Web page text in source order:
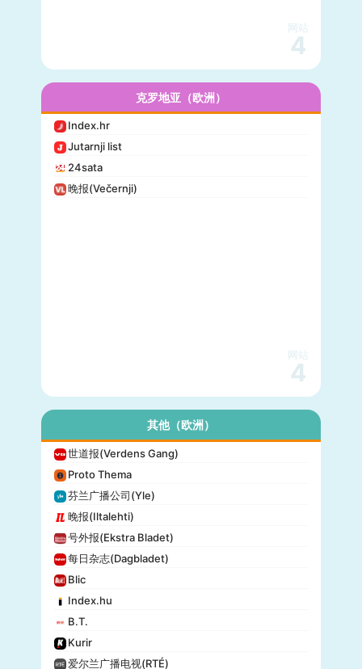
网站
4
克罗地亚（欧洲）
Index.hr
Jutarnji list
24sata
晚报(Večernji)
网站
4
其他（欧洲）
世道报(Verdens Gang)
Proto Thema
芬兰广播公司(Yle)
晚报(Iltalehti)
号外报(Ekstra Bladet)
每日杂志(Dagbladet)
Blic
Index.hu
B.T.
Kurir
爱尔兰广播电视(RTÉ)